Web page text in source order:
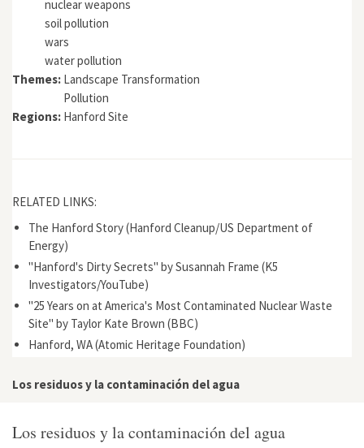
nuclear weapons
soil pollution
wars
water pollution
Themes: Landscape Transformation
Pollution
Regions: Hanford Site
RELATED LINKS:
The Hanford Story (Hanford Cleanup/US Department of
Energy)
"Hanford's Dirty Secrets" by Susannah Frame (K5
Investigators/YouTube)
"25 Years on at America's Most Contaminated Nuclear Waste
Site" by Taylor Kate Brown (BBC)
Hanford, WA (Atomic Heritage Foundation)
Los residuos y la contaminación del agua
Los residuos y la contaminación del agua